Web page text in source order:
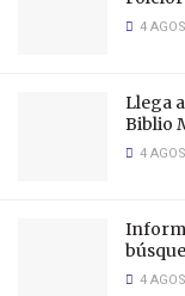
4
Llega
Biblio
4
4